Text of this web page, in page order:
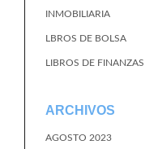
INMOBILIARIA
LBROS DE BOLSA
LIBROS DE FINANZAS
ARCHIVOS
AGOSTO 2023